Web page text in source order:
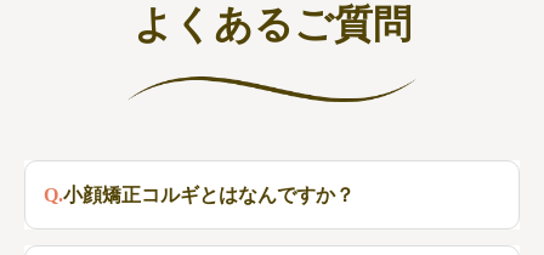
よくあるご質問
Q.小顔矯正コルギとはなんですか？